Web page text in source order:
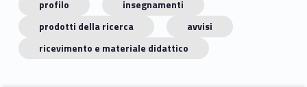
profilo
insegnamenti
prodotti della ricerca
avvisi
ricevimento e materiale didattico